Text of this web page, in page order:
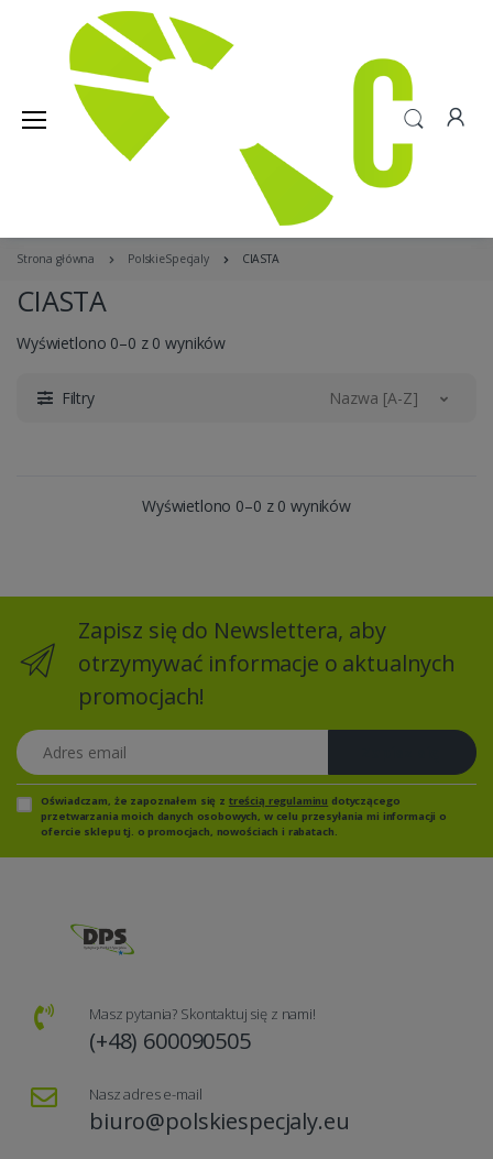
Strona główna PolskieSpecjaly CIASTA
CIASTA
Wyświetlono 0–0 z 0 wyników
Filtry Nazwa [A-Z]
Wyświetlono 0–0 z 0 wyników
Zapisz się do Newslettera, aby
otrzymywać informacje o aktualnych
promocjach!
Adres email
Oświadczam, że zapoznałem się z treścią regulaminu dotyczącego
przetwarzania moich danych osobowych, w celu przesyłania mi informacji o
ofercie sklepu tj. o promocjach, nowościach i rabatach.
Masz pytania? Skontaktuj się z nami!
(+48) 600090505
Nasz adres e-mail
biuro@polskiespecjaly.eu